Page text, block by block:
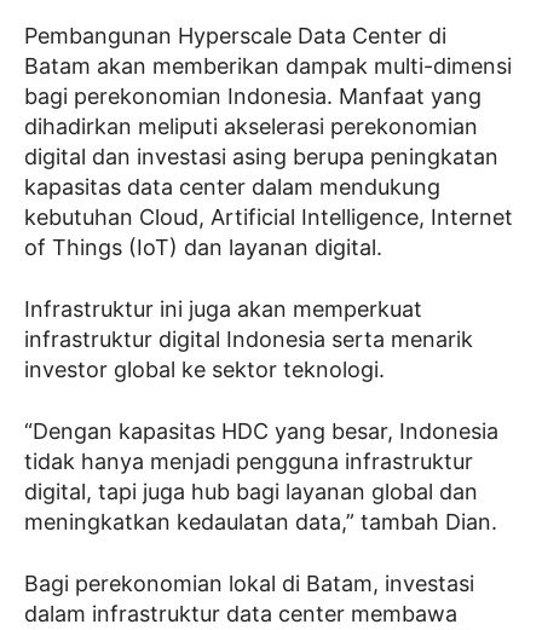
Pembangunan Hyperscale Data Center di
Batam akan memberikan dampak multi-dimensi
bagi perekonomian Indonesia. Manfaat yang
dihadirkan meliputi akselerasi perekonomian
digital dan investasi asing berupa peningkatan
kapasitas data center dalam mendukung
kebutuhan Cloud, Artificial Intelligence, Internet
of Things (IoT) dan layanan digital.
Infrastruktur ini juga akan memperkuat
infrastruktur digital Indonesia serta menarik
investor global ke sektor teknologi.
“Dengan kapasitas HDC yang besar, Indonesia
tidak hanya menjadi pengguna infrastruktur
digital, tapi juga hub bagi layanan global dan
meningkatkan kedaulatan data,” tambah Dian.
Bagi perekonomian lokal di Batam, investasi
dalam infrastruktur data center membawa